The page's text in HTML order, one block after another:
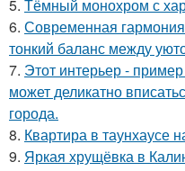
5. Тёмный монохром с
6. Современная
тонкий баланс между
7. Этот интерьер -
может деликатно
города.
8. Квартира в таунхаусе
9. Яркая хрущёвка в